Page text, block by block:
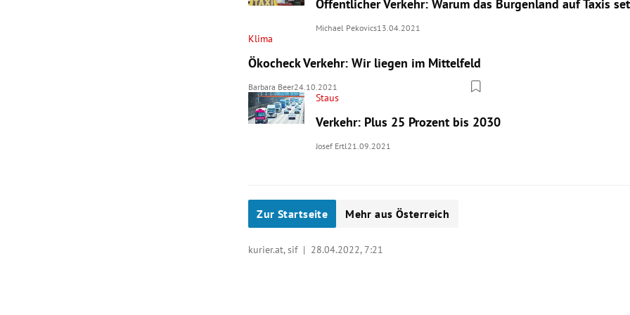
Öffentlicher Verkehr: Warum das Burgenland auf Taxis
Michael Pekovics13.04.2021
Klima
Ökocheck Verkehr: Wir liegen im Mittelfeld
Barbara Beer24.10.2021
Staus
Verkehr: Plus 25 Prozent bis 2030
Josef Ertl 21.09.2021
Zur Startseite Mehr aus Österreich
kurier.at, sif | 28.04.2022, 7:21